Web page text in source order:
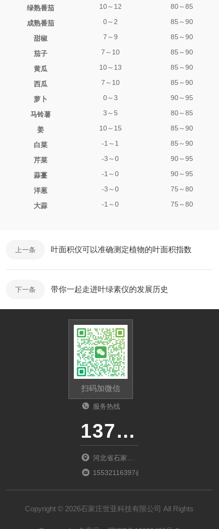
绿熟番茄 10～12 80～85
成熟番茄 0～2 85 ～90
甜椒 7 ～9 85 ～90
茄子 7 ～10 85 ～90
黄瓜 10～13 85 ～90
西瓜 7 ～10 85 ～90
萝卜 0～3 90～95
马铃薯 3 ～5 80～85
姜 10～15 85 ～90
白菜 -1 ～1 85 ～90
芹菜 -3 ～0 90～95
蒜薹 -1 ～0 90～95
洋葱 -3 ～0 75 ～80
大蒜 -1 ～0 75 ～80
上一条 叶面积仪可以准确测定植物的叶面积指数
下一条 带你一起走进叶绿素仪的发展历史
扫码加微信
服务热线
13785112135
河北省石家庄
市桥西区新石
15532116397@163.com
Copyright © 2026石家庄世亚科技有限公司 All Rights